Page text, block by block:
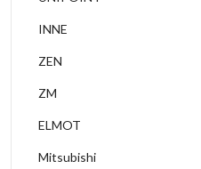
INNE
ZEN
ZM
ELMOT
Mitsubishi